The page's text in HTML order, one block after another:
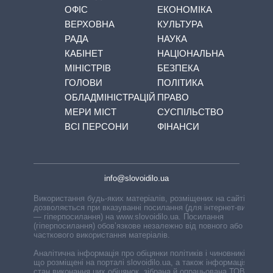
ОФІС
ВЕРХОВНА
РАДА
КАБІНЕТ
МІНІСТРІВ
ГОЛОВИ
ОБЛАДМІНІСТРАЦІЙ
МЕРИ МІСТ
ВСІ ПЕРСОНИ
ЕКОНОМІКА
КУЛЬТУРА
НАУКА
НАЦІОНАЛЬНА
БЕЗПЕКА
ПОЛІТИКА
ПРАВО
СУСПІЛЬСТВО
ФІНАНСИ
info@slovoidilo.ua
Використання будь-яких матеріалів, розміщених на сайті,
дозволяється при вказуванні посилання (для інтернет-видань
— гіперпосилання) на www.slovoidilo.ua. Посилання
(гіперпосилання) обов’язкове незалежно від повного або
часткового використання матеріалів.
Аналітична інформація про обіцянки політиків і чиновників,
що розміщені на порталі slovoidilo.ua, а також інформація про